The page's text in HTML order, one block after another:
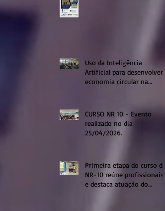
Uso da Inteligência
Artificial para desenvolver a
economia circular na
CURSO NR 10 - Evento
realizado no dia
25/04/2026.
Primeira etapa do curso de
NR-10 reúne profissionais
e destaca atuação do